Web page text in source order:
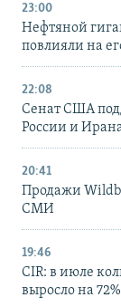
23:00
Нефтяной
повлияли на
22:08
Сенат США
России и
20:41
Продажи
СМИ
19:46
CIR: в июле
выросло на